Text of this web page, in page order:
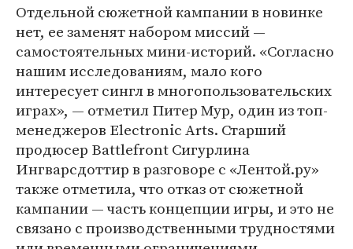
Отдельной сюжетной кампании в новинке
нет, ее заменят набором миссий —
самостоятельных мини-историй. «Согласно
нашим исследованиям, мало кого
интересует сингл в многопользовательских
играх», — отметил Питер Мур, один из топ-
менеджеров Electronic Arts. Старший
продюсер Battlefront Сигурлина
Ингварсдоттир в разговоре с «Лентой.ру»
также отметила, что отказ от сюжетной
кампании — часть концепции игры, и это не
связано с производственными трудностями